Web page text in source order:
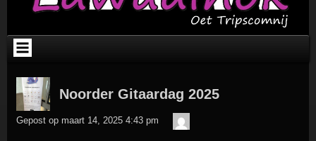
Noorder Gitaardag 2025
Gepost op maart 14, 2025 4:43 pm